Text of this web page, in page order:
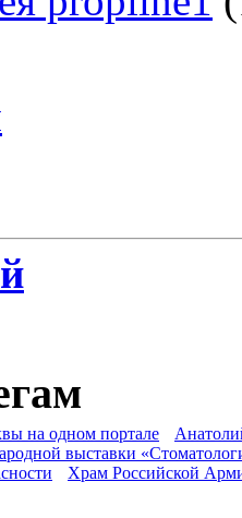
на одном портале
выставки
Храм Российской